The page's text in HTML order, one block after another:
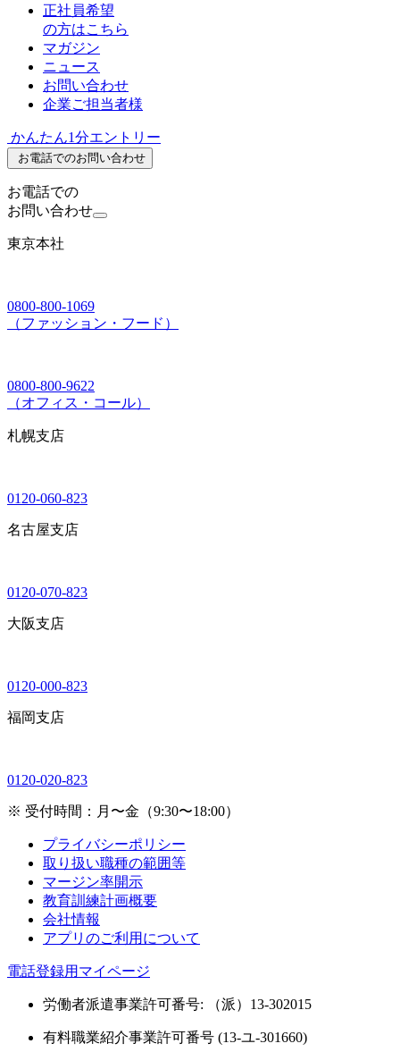
正社員希望
の方はこちら
マガジン
ニュース
お問い合わせ
企業ご担当者様
かんたん1分エントリー
お電話でのお問い合わせ
お電話での
お問い合わせ
東京本社
0800-800-1069
（ファッション・フード）
0800-800-9622
（オフィス・コール）
札幌支店
0120-060-823
名古屋支店
0120-070-823
大阪支店
0120-000-823
福岡支店
0120-020-823
※ 受付時間：月〜金（9:30〜18:00）
プライバシーポリシー
取り扱い職種の範囲等
マージン率開示
教育訓練計画概要
会社情報
アプリのご利用について
電話登録用マイページ
労働者派遣事業許可番号: （派）13-302015
有料職業紹介事業許可番号 (13-ユ-301660)